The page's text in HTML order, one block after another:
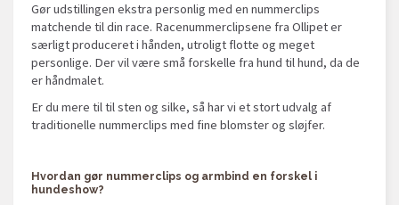
Gør udstillingen ekstra personlig med en nummerclips
matchende til din race. Racenummerclipsene fra Ollipet er
særligt produceret i hånden, utroligt flotte og meget
personlige. Der vil være små forskelle fra hund til hund, da de
er håndmalet.
Er du mere til til sten og silke, så har vi et stort udvalg af
traditionelle nummerclips med fine blomster og sløjfer.
Hvordan gør nummerclips og armbind en forskel i
hundeshow?